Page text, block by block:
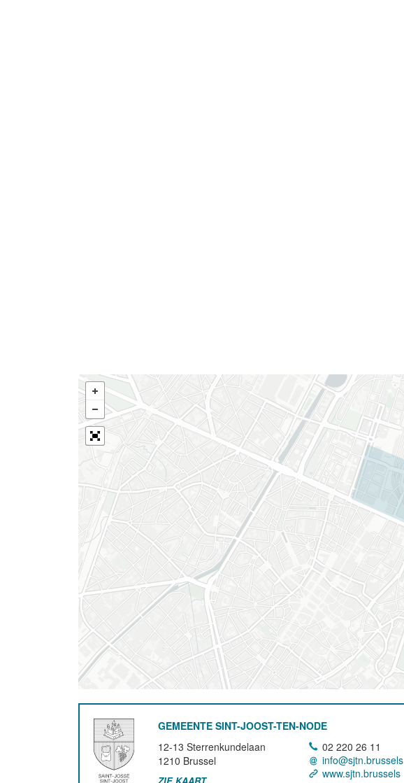
GEMEENTE SINT-JOOST-TEN-NODE
12-13 Sterrenkundelaan
1210 Brussel
02 220 26 11
info@sjtn.brussels
www.sjtn.brussels